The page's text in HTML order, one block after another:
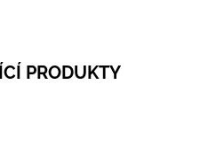
PRODUKTY